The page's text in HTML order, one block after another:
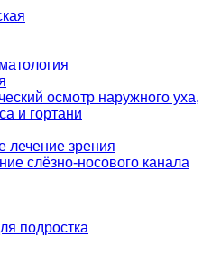
осмотр наружного уха,
и гортани
лечение зрения
слёзно-носового канала
подростка